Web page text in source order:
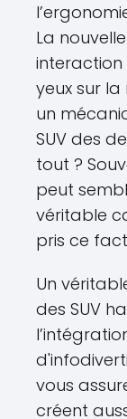
La
interaction
yeux sur
un
SUV des
tout ?
peut
véritable
pris ce
Un
des SUV
vous
créent